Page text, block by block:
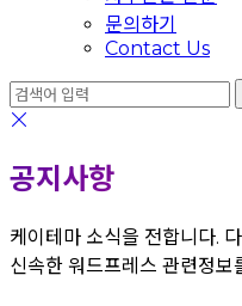
문의하기
Contact Us
공지사항
케이테마 소식을 전합니다.
신속한 워드프레스 관련정보